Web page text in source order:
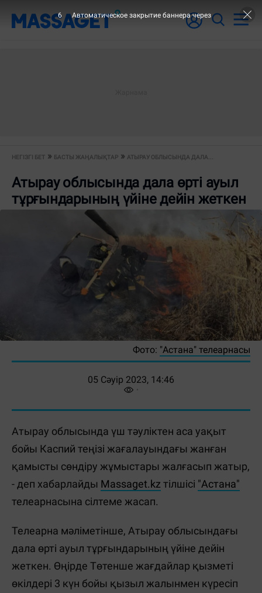
НЕГІЗГІ БЕТ БАСТЫ ЖАҢАЛЫҚТАР АТЫРАУ ОБЛЫСЫНДА ДАЛА...
Атырау облысында дала өрті ауыл
тұрғындарының үйіне дейін жеткен
Фото: "Астана" телеарнасы
05 Сәуір 2023, 14:46
Атырау облысында үш тәуліктен аса уақыт
бойы Каспий теңізі жағалауындағы жанған
қамысты сөндіру жұмыстары жалғасып жатыр,
- деп хабарлайды Massaget.kz тілшісі "Астана"
телеарнасына сілтеме жасап.
Телеарна мәліметінше, Атырау облысындағы
дала өрті ауыл тұрғындарының үйіне дейін
жеткен. Өңірде Төтенше жағдайлар қызметі
өкілдері 3 күн бойы қызыл жалынмен күресіп
5 Автоматическое закрытие баннера через